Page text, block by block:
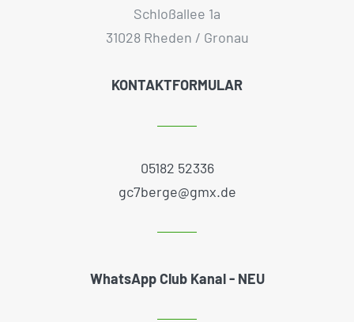
Schloßallee 1a
31028 Rheden / Gronau
KONTAKTFORMULAR
05182 52336
gc7berge@gmx.de
WhatsApp Club Kanal - NEU